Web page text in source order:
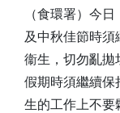
（食環署）今
及中秋佳節時
衞生，切勿亂拋
假期時須繼續保
生的工作上不要